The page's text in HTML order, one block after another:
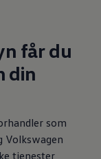
får du
din
som
Volkswagen
tjenester